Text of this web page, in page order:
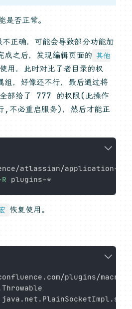
是否正常。
不正确，可能会导致部分功能加
成之后，发现编辑页面的 其他
用，此时对比了老目录的权
组，好像还不行，最后通过将
部给了 777 的权限(此操作
,不必重启服务)，然后才能正
恢复使用。
plugins/